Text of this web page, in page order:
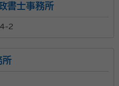
書士事務所
2
所